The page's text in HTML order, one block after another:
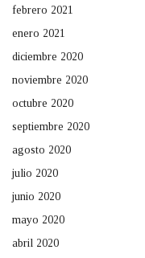
febrero 2021
enero 2021
diciembre 2020
noviembre 2020
octubre 2020
septiembre 2020
agosto 2020
julio 2020
junio 2020
mayo 2020
abril 2020